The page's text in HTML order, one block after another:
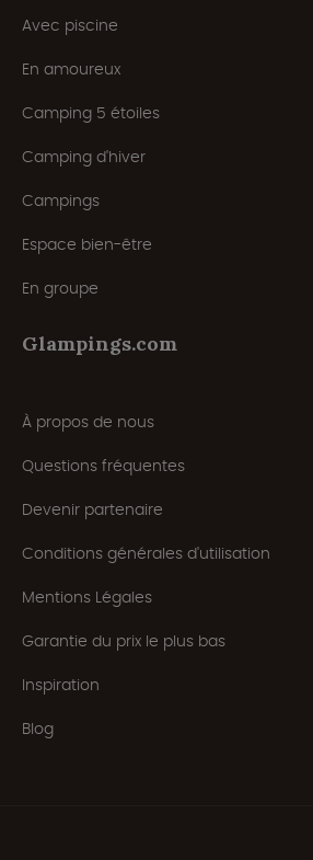
Avec piscine
En amoureux
Camping 5 étoiles
Camping d'hiver
Campings
Espace bien-être
En groupe
Glampings.com
À propos de nous
Questions fréquentes
Devenir partenaire
Conditions générales d'utilisation
Mentions Légales
Garantie du prix le plus bas
Inspiration
Blog